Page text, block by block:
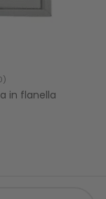
in flanella